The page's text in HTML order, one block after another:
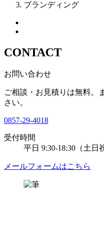
ブランディング
CONTACT
お問い合わせ
ご相談・お見積りは無料。
さい。
0857-29-4018
受付時間
平日 9:30-18:30 （土日
メールフォームはこちら